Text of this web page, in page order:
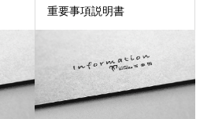
重要事項説明書